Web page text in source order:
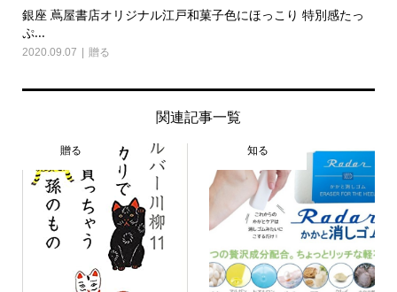
銀座 蔦屋書店オリジナル江戸和菓子色にほっこり 特別感たっ
ぷ...
2020.09.07 贈る
関連記事一覧
贈る 知る